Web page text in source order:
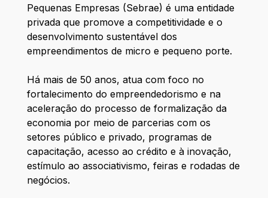
Pequenas Empresas (Sebrae) é uma entidade
privada que promove a competitividade e o
desenvolvimento sustentável dos
empreendimentos de micro e pequeno porte.
Há mais de 50 anos, atua com foco no
fortalecimento do empreendedorismo e na
aceleração do processo de formalização da
economia por meio de parcerias com os
setores público e privado, programas de
capacitação, acesso ao crédito e à inovação,
estímulo ao associativismo, feiras e rodadas de
negócios.